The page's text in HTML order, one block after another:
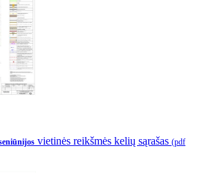
vietinės reikšmės kelių sąrašas (pdf